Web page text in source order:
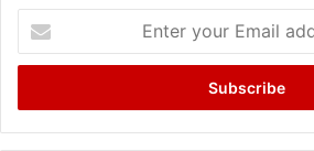
your
Email